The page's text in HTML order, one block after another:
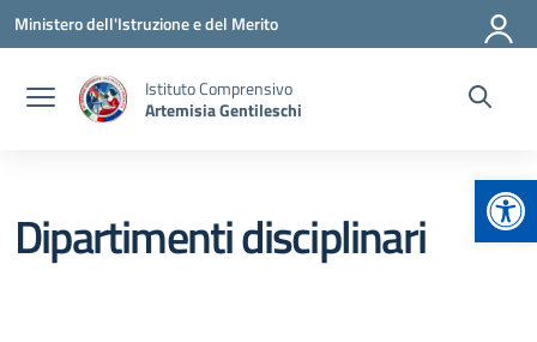
Vai ai contenuti
Vai al menu di navigazione
Vai al footer
Ministero dell'Istruzione e del Merito
Istituto Comprensivo
Artemisia Gentileschi
Dipartimenti disciplinari